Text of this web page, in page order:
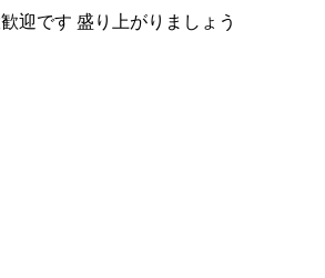
迎です 盛り上がりましょう